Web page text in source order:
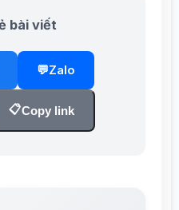
bài viết
💬Zalo
📋Copy link